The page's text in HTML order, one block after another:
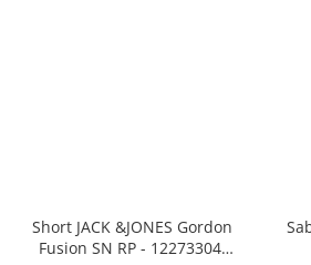
Short JACK &JONES Gordon
Fusion SN RP - 12273304-